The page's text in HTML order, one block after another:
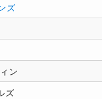
ズ
ン
ズ